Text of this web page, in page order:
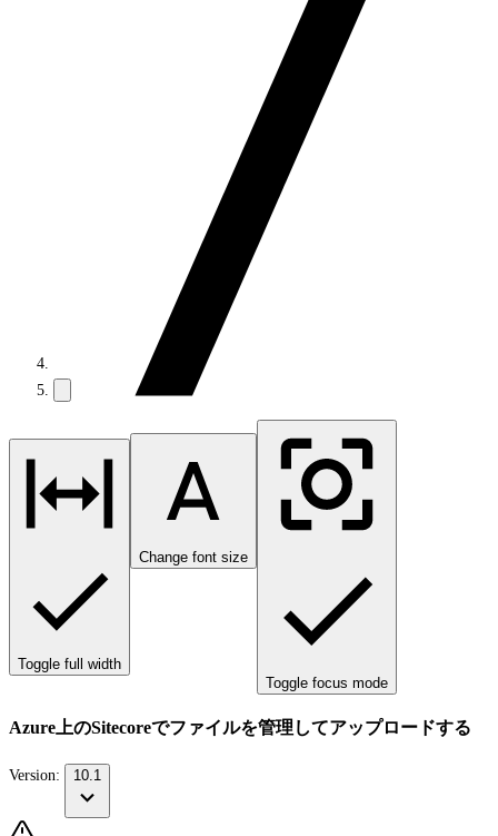
Toggle full width
Change font size
Toggle focus mode
Azure上のSitecoreでファイルを管理してアップロードする
Version: 10.1